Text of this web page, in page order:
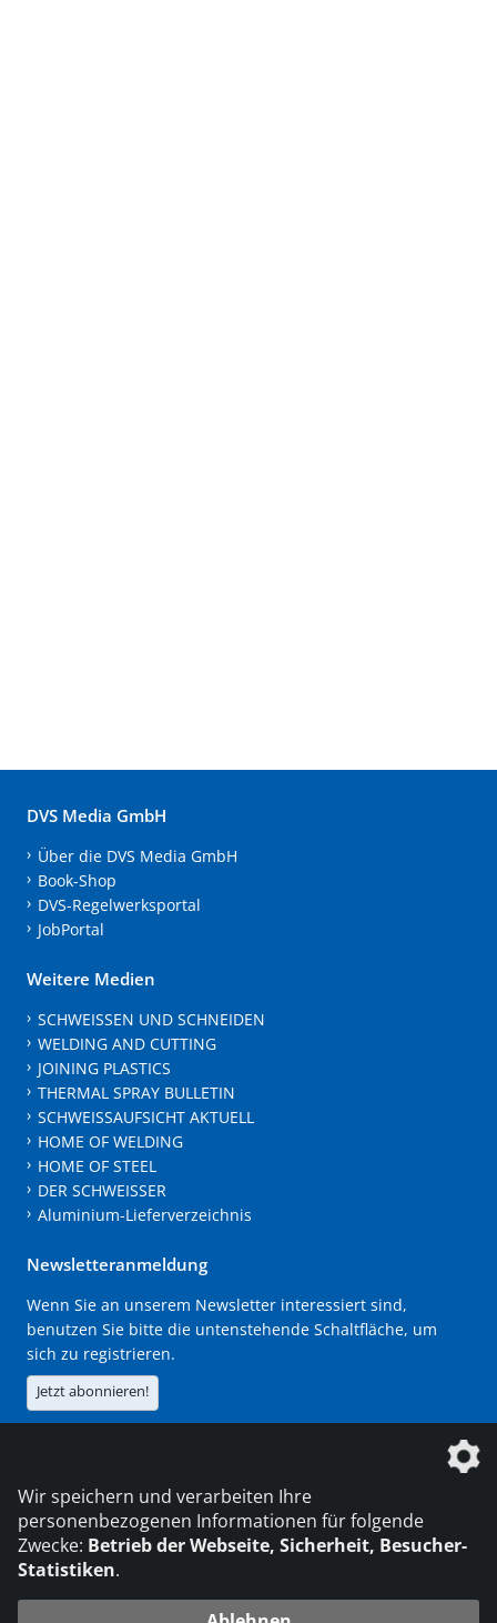
DVS Media GmbH
Über die DVS Media GmbH
Book-Shop
DVS-Regelwerksportal
JobPortal
Weitere Medien
SCHWEISSEN UND SCHNEIDEN
WELDING AND CUTTING
JOINING PLASTICS
THERMAL SPRAY BULLETIN
SCHWEISSAUFSICHT AKTUELL
HOME OF WELDING
HOME OF STEEL
DER SCHWEISSER
Aluminium-Lieferverzeichnis
Newsletteranmeldung
Wenn Sie an unserem Newsletter interessiert sind,
benutzen Sie bitte die untenstehende Schaltfläche, um
sich zu registrieren.
Jetzt abonnieren!
Wir speichern und verarbeiten Ihre
personenbezogenen Informationen für folgende
Zwecke: Betrieb der Webseite, Sicherheit, Besucher-
Statistiken.